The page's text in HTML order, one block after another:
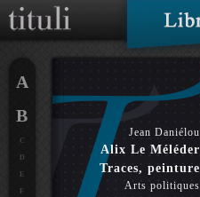
Jean Daniélou
Alix Le Méléder
Traces, peinture
Arts politiques
A
B
C
D
E
F